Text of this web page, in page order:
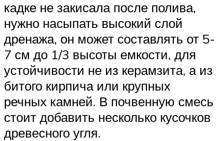
кадке не закисала после полива,
нужно насыпать высокий слой
дренажа, он может составлять от 5-
7 см до 1/3 высоты емкости, для
устойчивости не из керамзита, а из
битого кирпича или крупных
речных камней. В почвенную смесь
стоит добавить несколько кусочков
древесного угля.